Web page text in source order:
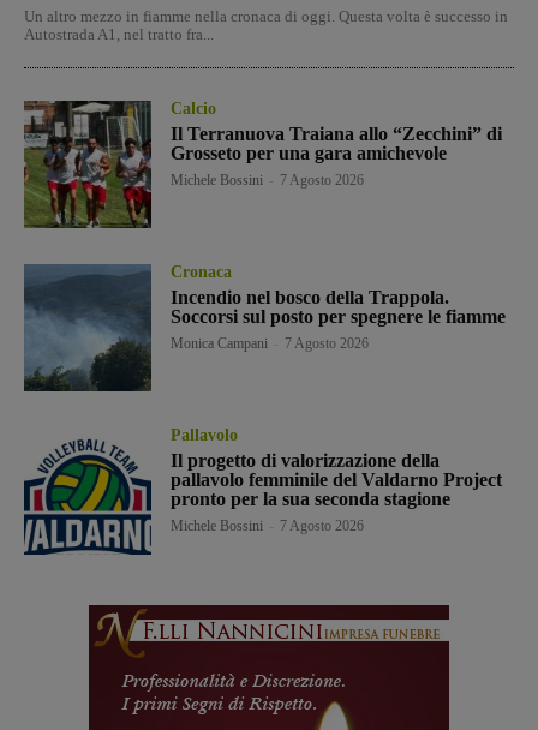
Un altro mezzo in fiamme nella cronaca di oggi. Questa volta è successo in
Autostrada A1, nel tratto fra...
Calcio
Il Terranuova Traiana allo “Zecchini” di
Grosseto per una gara amichevole
Michele Bossini 7 Agosto 2026
Cronaca
Incendio nel bosco della Trappola.
Soccorsi sul posto per spegnere le fiamme
Monica Campani 7 Agosto 2026
Pallavolo
Il progetto di valorizzazione della
pallavolo femminile del Valdarno Project
pronto per la sua seconda stagione
Michele Bossini 7 Agosto 2026